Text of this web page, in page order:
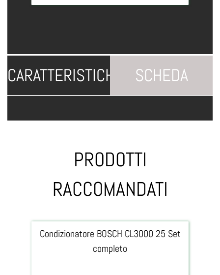
CARATTERISTICHE
SCHEDA
TECNICA
PRODOTTI
RACCOMANDATI
Condizionatore BOSCH CL3000 25 Set
completo